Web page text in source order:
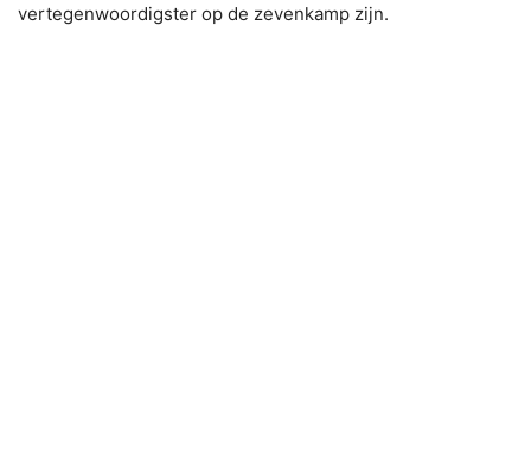
vertegenwoordigster op de zevenkamp zijn.